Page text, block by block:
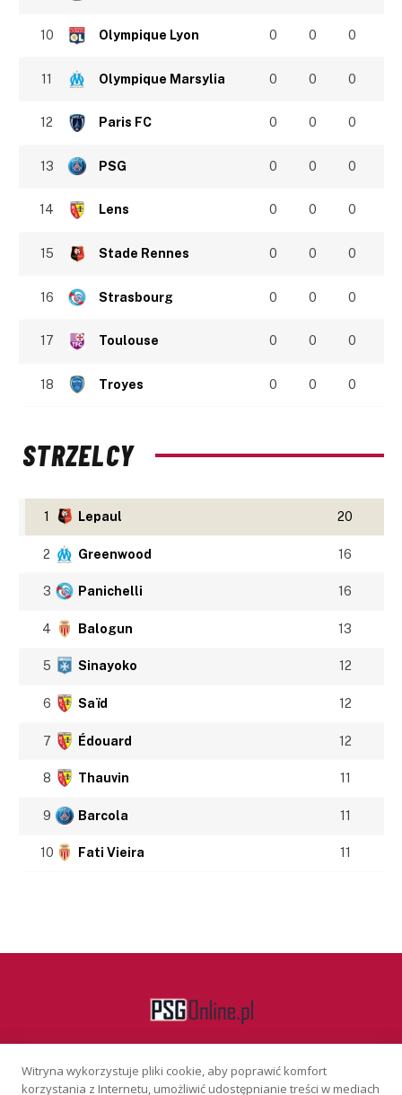
10 Olympique Lyon 0 0 0
11 Olympique Marsylia 0 0 0
12 Paris FC 0 0 0
13 PSG 0 0 0
14 Lens 0 0 0
15 Stade Rennes 0 0 0
16 Strasbourg 0 0 0
17 Toulouse 0 0 0
18 Troyes 0 0 0
STRZELCY
1 Lepaul 20
2 Greenwood 16
3 Panichelli 16
4 Balogun 13
5 Sinayoko 12
6 Saïd 12
7 Édouard 12
8 Thauvin 11
9 Barcola 11
10 Fati Vieira 11
Facebook
Witryna wykorzystuje pliki cookie, aby poprawić komfort
korzystania z Internetu, umożliwić udostępnianie treści w mediach